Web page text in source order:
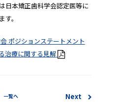
日本矯正歯科学会認定医等に
。
ポジションステートメント
治療に関する見解
一覧へ Next